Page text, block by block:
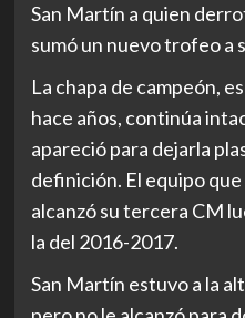
San Martín a quien
sumó un nuevo trofeo a
La chapa de campeón,
hace años, continúa
apareció para dejarla
definición. El equipo
alcanzó su tercera CM
la del 2016-2017.
San Martín estuvo a la